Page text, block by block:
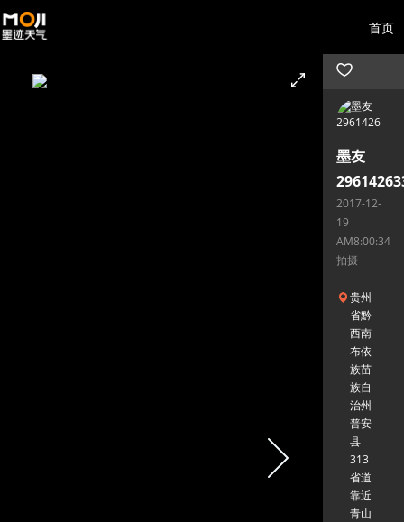
首页
墨友
2017-12-
19
AM8:00:34
拍摄
贵州
省黔
西南
布依
族苗
族自
治州
普安
县
313
省道
靠近
青山